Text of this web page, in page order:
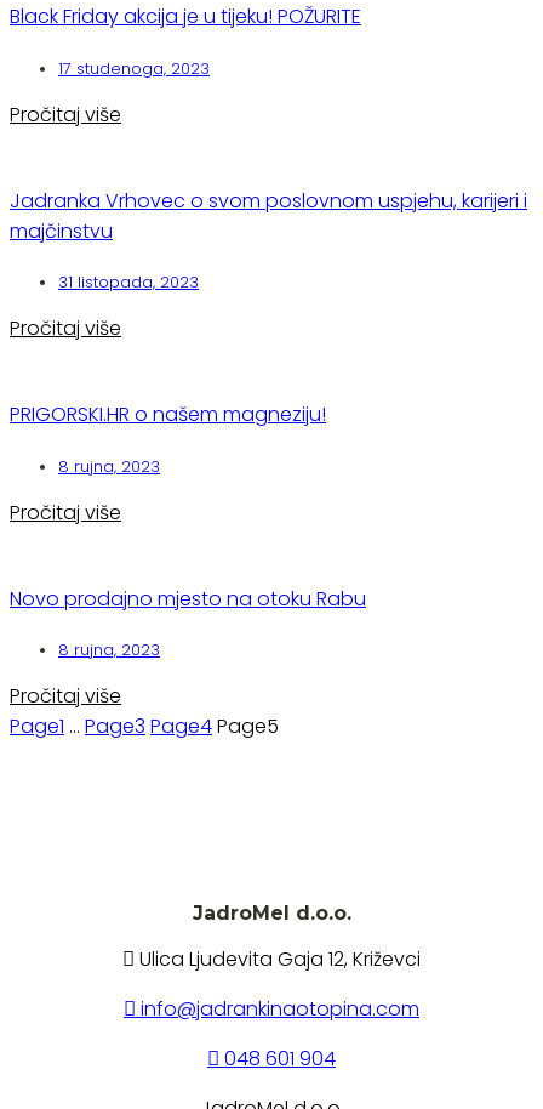
Black Friday akcija je u tijeku! POŽURITE
17 studenoga, 2023
Pročitaj više
Jadranka Vrhovec o svom poslovnom uspjehu, karijeri i
majčinstvu
31 listopada, 2023
Pročitaj više
PRIGORSKI.HR o našem magneziju!
8 rujna, 2023
Pročitaj više
Novo prodajno mjesto na otoku Rabu
8 rujna, 2023
Pročitaj više
Page1 … Page3 Page4Page5
JadroMel d.o.o.
Ulica Ljudevita Gaja 12, Križevci
info@jadrankinaotopina.com
048 601 904